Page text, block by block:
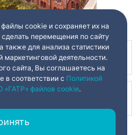
в
cookie и сохраняет их на
перемещения по сайту
для анализа статистики
маркетинговой деятельности.
сайта, Вы соглашаетесь на
в соответствии с Политикой
«ГАТР» файлов cookie.